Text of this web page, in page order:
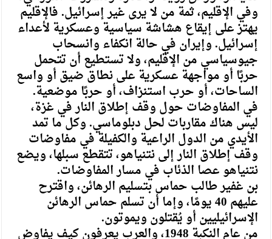
وفي الإقليم، ثمة من لا يرى غير إسرائيل. فالإقليم
يهتز على إيقاع هشاشة سياسية وعسكرية لأعداء
إسرائيل. وإيران في حالة انكفاء وانسحاب
جيوسياسي من الإقليم، ولا تستطيع أن تتحمل
حربًا أو مواجهة عسكرية على نطاق ضيق أو واسع
الساحات، أو حرب استنزاف، أو حربًا موضعية.
في المفاوضات حول وقف إطلاق النار في غزة،
ليس هناك مقاربات لحل دبلوماسي. وكل ما تمد
الأيدي من الدول الراعية والكفيلة في مفاوضات
وقف إطلاق النار إلى نتنياهو، تتقطع سبلها، ويضع
نتنياهو عصا الذئاب في مسار المفاوضات.
بن غفير طالب حماس بتسليم الرهائن، واقترح
عليهم 40 يومًا، وإما أن تسلم حماس الرهائن
الإسرائيليين أو يُقتلون ويموتون.
من عام النكبة 1948، والعرب يعرفون كيف يفاوض